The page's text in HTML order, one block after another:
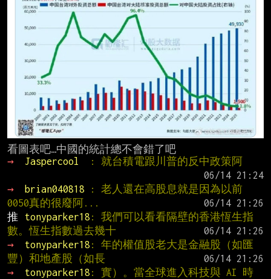
→
Jaspercool
: 就台積電跟川普的反中政策阿
→
brian040818
: 老人還在高股息就是因為以前
0050真的很廢阿...
推
tonyparker18 : 我們可以看看隔壁的香港恆生指
數。恆生指數過去幾十
→
tonyparker18 : 年的權值股老大是金融股（如匯
豐）和地產股（如長
→
tonyparker18 : 實）。當全球進入科技與 AI 時